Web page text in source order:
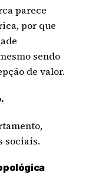
parece
por que
sendo
de valor.
sociais.